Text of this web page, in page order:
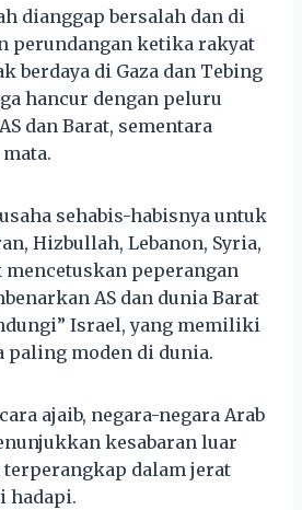
dianggap bersalah dan di
perundangan ketika rakyat
berdaya di Gaza dan Tebing
hancur dengan peluru
dan Barat, sementara
sehabis-habisnya untuk
Hizbullah, Lebanon, Syria,
mencetuskan peperangan
AS dan dunia Barat
Israel, yang memiliki
paling moden di dunia.
ajaib, negara-negara Arab
kesabaran luar
dalam jerat
hadapi.